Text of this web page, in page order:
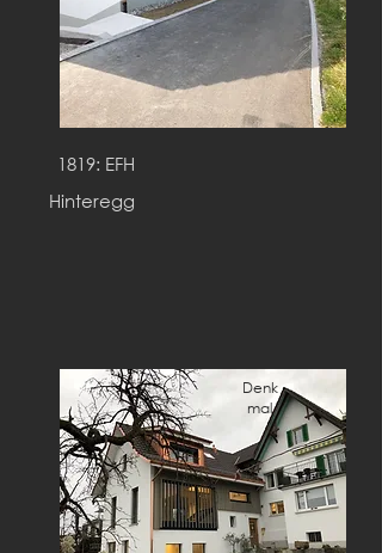
1819: EFH
Hinteregg
Denk
mal